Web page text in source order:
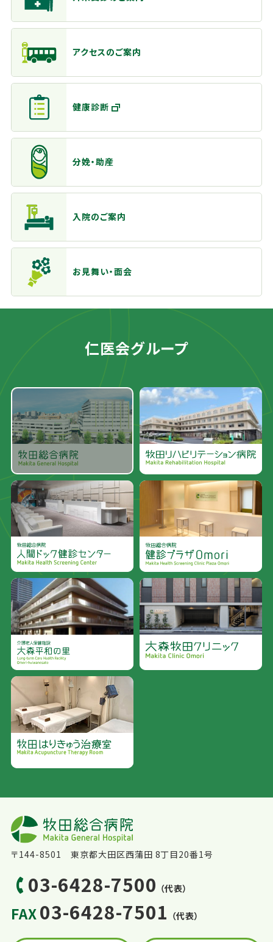
アクセスのご案内
健康診断
分娩・助産
入院のご案内
お見舞い・面会
仁医会グループ
〒144-8501 東京都大田区西蒲田 8丁目20番1号
03-6428-7500 （代表）
FAX03-6428-7501 （代表）